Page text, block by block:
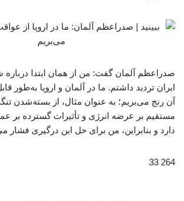
صدراعظم آلمان گفت: من از همان ابتدا
ایران تردید داشتم. ما در آلمان و اروپا به‌طور
آن رنج می‌بریم؛ به عنوان مثال، از بسته‌شدن
مستقیم بر عرضه انرژی و تأثیرات گسترده بر
دارد و بنابراین، من برای حل این درگیری فشار
264 33